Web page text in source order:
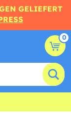
GELIEFERT
0